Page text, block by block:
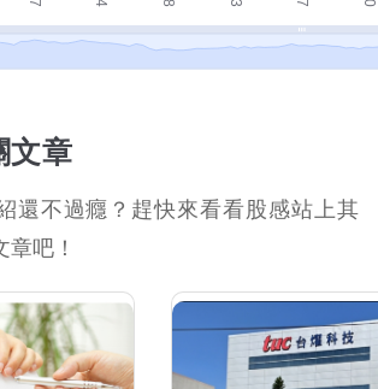
文章
還不過癮？趕快來看看股感站上其
吧！